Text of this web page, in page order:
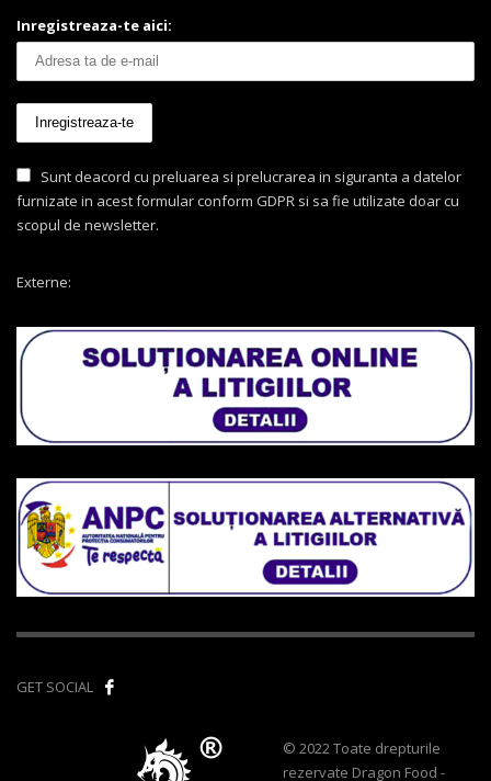
Inregistreaza-te aici:
Sunt deacord cu preluarea si prelucrarea in siguranta a datelor
furnizate in acest formular conform GDPR si sa fie utilizate doar cu
scopul de newsletter.
Externe:
GET SOCIAL
© 2022 Toate drepturile
rezervate Dragon Food -